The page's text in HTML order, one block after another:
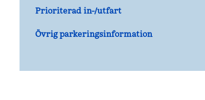
Prioriterad in-/utfart
Övrig parkeringsinformation